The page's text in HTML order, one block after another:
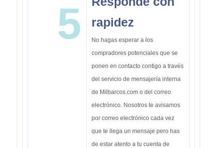
5
rapidez
No hagas esperar a los
compradores potenciales que se
ponen en contacto contigo a través
del servicio de mensajería interna
de Milbarcos.com o del correo
electrónico. Nosotros te avisamos
por correo electrónico cada vez
que te llega un mensaje pero has
de estar atento a tu cuenta de